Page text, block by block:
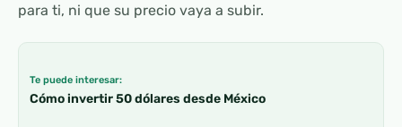
para ti, ni que su precio vaya a subir.
Te puede interesar:
Cómo invertir 50 dólares desde México